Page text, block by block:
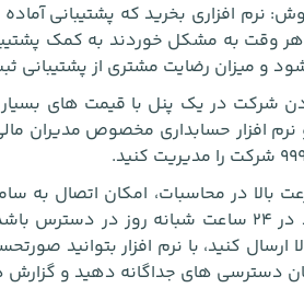
نرم افزاری بخرید که پشتیبانی
هر وقت به مشکل خوردند به کمک
و میزان رضایت مشتری از پشتیبانی
شرکت در یک پنل با قیمت های بسیار
افزار حسابداری مخصوص مدیران
بالا در محاسبات، امکان اتصال به
طراحی شده باشد و هر کجا که بودید در ۲۴
ارسال کنید، با نرم افزار بتوانید
دسترسی های جداگانه دهید و گزارش